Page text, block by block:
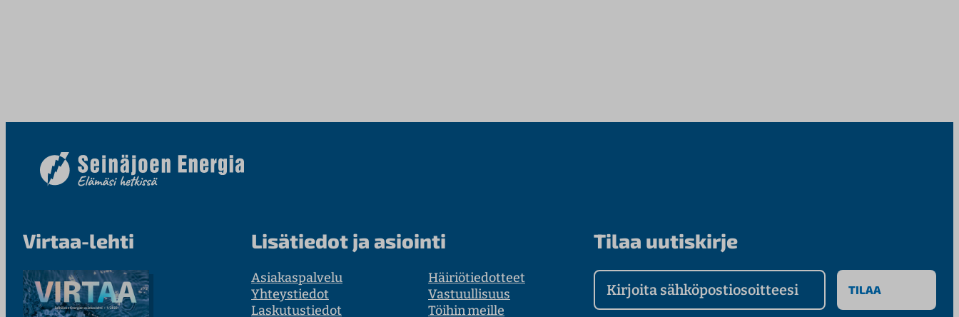
Virtaa-lehti Lisätiedot ja asiointi
Asiakaspalvelu
Yhteystiedot
Laskutustiedot
Häiriötiedotteet
Vastuullisuus
Töihin meille
Tilaa uutiskirje
Kirjoita sähköpostiosoitteesi